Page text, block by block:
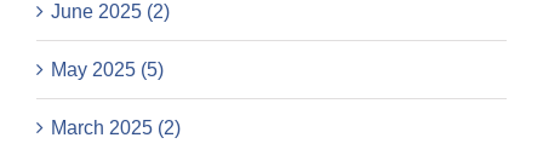
June 2025 (2)
May 2025 (5)
March 2025 (2)